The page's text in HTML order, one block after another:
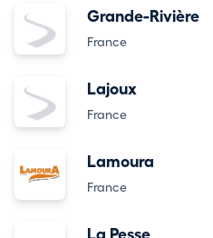
Grande-Rivière
France
Lajoux
France
Lamoura
France
La Pesse